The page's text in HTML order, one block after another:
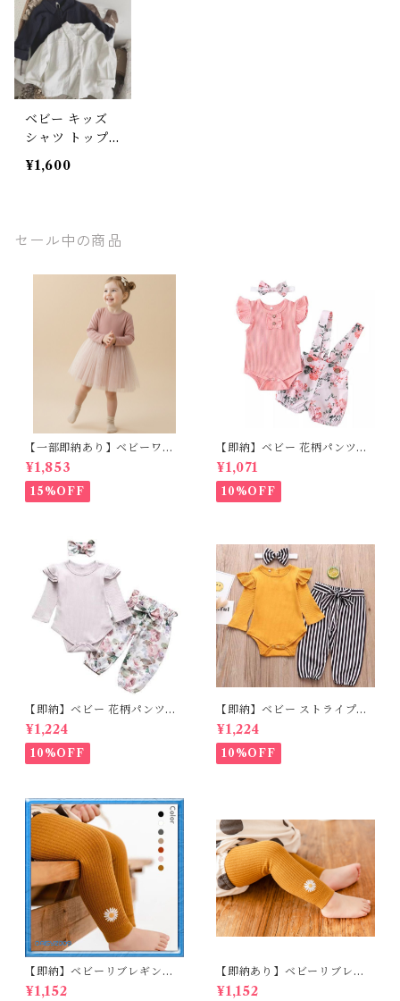
ブラック ナチ
ュラル マニッ
シュ 80cm 90
cm 100cm 110
cm 120cm 130
cm 140cm
ベビー キッズ
シャツ トップ
ス 男の子 女の
子 ホワイト ネ
ュ ユニセック
ス 90 100 110
¥1,600
セール中の商品
【一部即納あり】ベビーワン
ピース 星柄ラメ チュール ベビ
ー服 写真撮影 子供服 フリル
チュール 女の子 秋冬 春服 セ
レモニードレス 新生児 お宮参
0 80 90 100 110cm
¥1,853
15%OFF
【即納】ベビー 花柄パンツ&
フリルロンパースset＋ヘッド
バンド 3点セット☆女の子 フ
ェミニン 90㎝
¥1,071
10%OFF
【即納】ベビー 花柄パンツ&
ロンパースset＋ヘッドバンド
3点セット☆女の子 フェミニン
80cm
¥1,224
10%OFF
【即納】ベビー ストライプパ
ンツ&フリルロンパースset＋
ヘッドバンド 3点セット☆女の
子 マニッシュ 80㎝
¥1,224
10%OFF
【即納】ベビーリブレギンス
キッズレギンス リブレギンス
花柄 フラワー刺繍 ナチュラル
¥1,152
【即納あり】ベビーリブレギ
ンス キッズレギンス リブレギ
ンス 花柄 フラワー刺繍 ナチュ
¥1,152